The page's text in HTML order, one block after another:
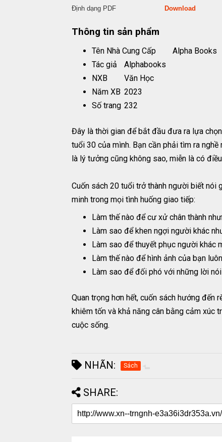
Định dạng PDF Download
Thông tin sản phẩm
Tên Nhà Cung Cấp
Alpha Books
Tác giả
Alphabooks
NXB
Văn Học
Năm XB 2023
Số trang 232
Đây là thời gian để bắt đầu đưa ra lựa
tuổi 30 của mình. Bạn cần phải tìm ra
là lý tưởng cũng không sao, miễn là có
Cuốn sách 20 tuổi trở thành người biết
minh trong mọi tình huống giao tiếp:
Làm thế nào để cư xử chân thành
Làm sao để khen ngợi người khác
Làm sao để thuyết phục người khác
Làm thế nào để hình ảnh của bạn
Làm sao để đối phó với những lời
Quan trọng hơn hết, cuốn sách hướng
khiêm tốn và khả năng cân bằng cảm xúc
cuộc sống.
NHÃN: Sách
SHARE: